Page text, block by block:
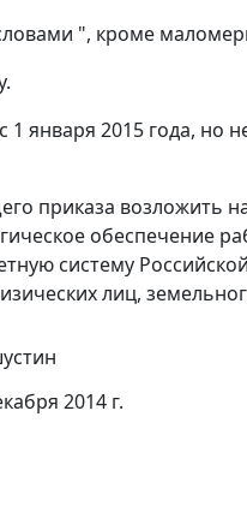
", кроме
1 января 2015 года,
приказа возложить
обеспечение
систему
лиц,
2014 г.